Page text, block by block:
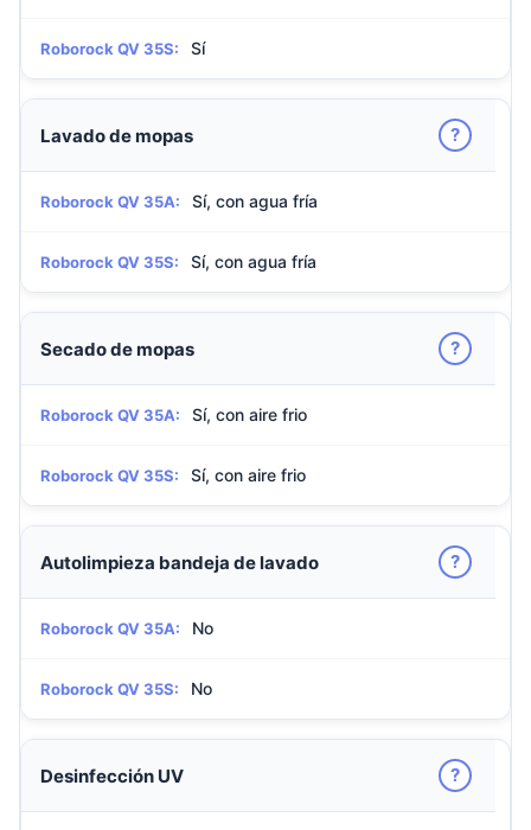
Roborock QV 35S: Sí
Lavado de mopas ?
Roborock QV 35A: Sí, con agua fría
Roborock QV 35S: Sí, con agua fría
Secado de mopas ?
Roborock QV 35A: Sí, con aire frio
Roborock QV 35S: Sí, con aire frio
Autolimpieza bandeja de lavado ?
Roborock QV 35A: No
Roborock QV 35S: No
Desinfección UV ?